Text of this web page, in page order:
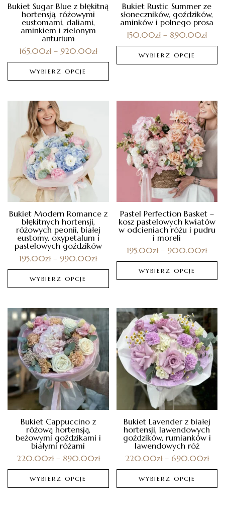
Bukiet Sugar Blue z błękitną
hortensją, różowymi
eustomami, daliami,
aminkiem i zielonym
anturium
165.00zł– 920.00zł
WYBIERZ OPCJE
Bukiet Rustic Summer ze
słoneczników, goździków,
aminków i polnego prosa
150.00zł – 890.00zł
WYBIERZ OPCJE
Bukiet Modern Romance z
błękitnych hortensji,
różowych peonii, białej
eustomy, oxypetalum i
pastelowych goździków
195.00zł – 990.00zł
WYBIERZ OPCJE
Pastel Perfection Basket –
kosz pastelowych kwiatów
w odcieniach różu i pudru
i moreli
195.00zł – 900.00zł
WYBIERZ OPCJE
Bukiet Cappuccino z
różową hortensją,
beżowymi goździkami i
białymi różami
220.00zł– 890.00zł
WYBIERZ OPCJE
Bukiet Lavender z białej
hortensji, lawendowych
goździków, rumianków i
lawendowych róż
220.00zł– 690.00zł
WYBIERZ OPCJE